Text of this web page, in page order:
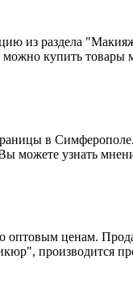
из раздела
можно купить
в Симферополе.
можете узнать
ценам.
производится